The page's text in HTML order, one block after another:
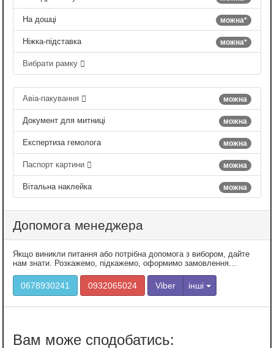
можна*
На дошці
можна*
Ніжка-підставка
Вибрати рамку
можна
Авіа-пакування
можна
Документ для митниці
можна
Експертиза гемолога
можна
Паспорт картини
можна
Вітальна наклейка
Допомога менеджера
Якщо виникли питання або потрібна допомога з вибором, дайте
нам знати. Розкажемо, підкажемо, оформимо замовлення...
0678930241 0932065024 Viber інші